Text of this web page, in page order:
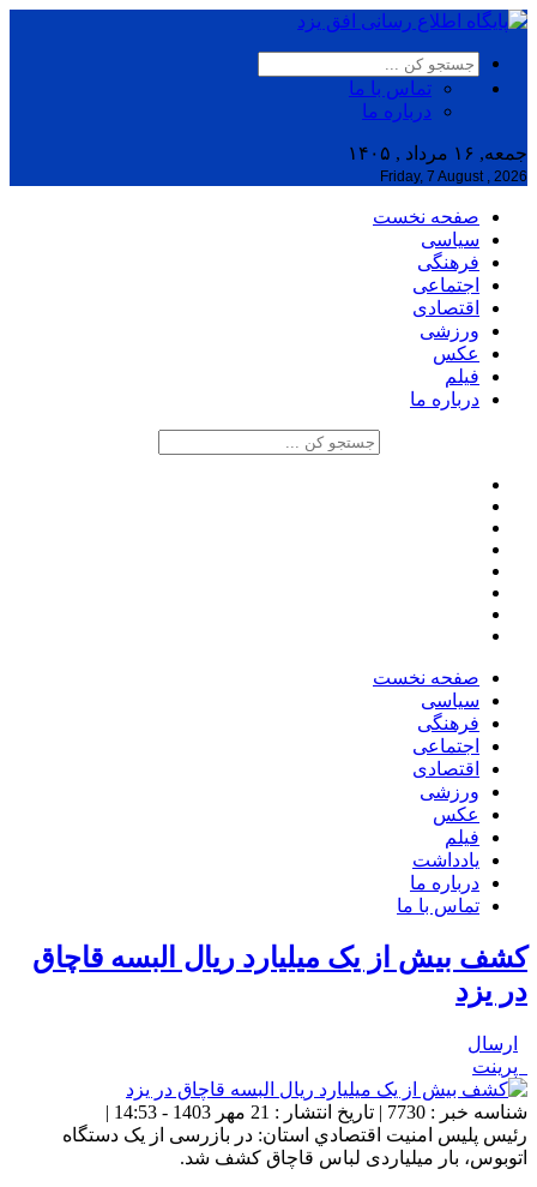
تماس با ما
درباره ما
جمعه, ۱۶ مرداد , ۱۴۰۵
Friday, 7 August , 2026
صفحه نخست
سیاسی
فرهنگی
اجتماعی
اقتصادی
ورزشی
عکس
فیلم
درباره ما
صفحه نخست
سیاسی
فرهنگی
اجتماعی
اقتصادی
ورزشی
عکس
فیلم
یادداشت
درباره ما
تماس با ما
کشف بیش از یک میلیارد ریال البسه قاچاق
در یزد
ارسال
پرینت
شناسه خبر : 7730 | تاریخ انتشار : 21 مهر 1403 - 14:53 |
رئيس پليس امنيت اقتصادي استان: در بازرسی از یک دستگاه
اتوبوس، بار میلیاردی لباس قاچاق کشف شد.